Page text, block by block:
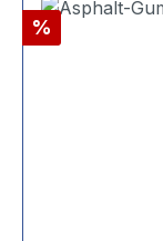
Rabatt
%